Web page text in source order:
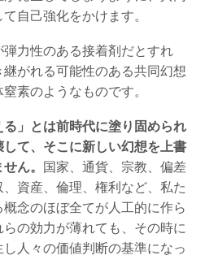
自己強化をかけます。
力性のある接着剤だとすれ
がれる可能性のある共同幻想
素のようなものです。
る」とは前時代に塗り固められ
して、そこに新しい幻想を上書
ん。 国家、通貨、宗教、偏差
資産、倫理、権利など、私た
念のほぼ全てが人工的に作ら
の効力が薄れても、その時に
人々の価値判断の基準になっ